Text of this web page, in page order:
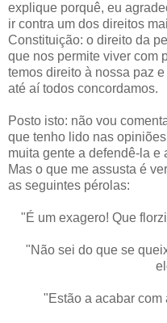
explique porquê, eu
ir contra um dos direitos
Constituição: o direito da
que nos permite viver com
temos direito à nossa paz
até aí todos concordamos.
Posto isto: não vou
que tenho lido nas
muita gente a defendê-la e
Mas o que me assusta é
as seguintes pérolas:
"É um exagero! Que
"Não sei do que se
"Estão a acabar